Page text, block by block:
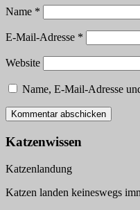
Name *
E-Mail-Adresse *
Website
Name, E-Mail-Adresse
Katzenwissen
Katzenlandung
Katzen landen keineswegs